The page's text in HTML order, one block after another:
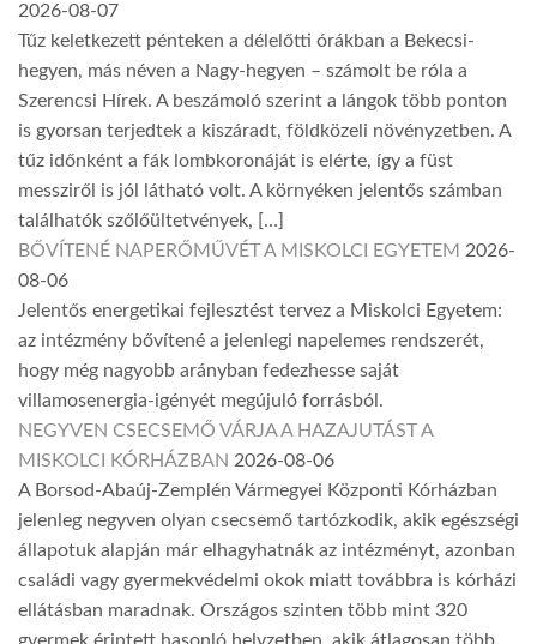
2026-08-07
Tűz keletkezett pénteken a délelőtti órákban a Bekecsi-
hegyen, más néven a Nagy-hegyen – számolt be róla a
Szerencsi Hírek. A beszámoló szerint a lángok több ponton
is gyorsan terjedtek a kiszáradt, földközeli növényzetben. A
tűz időnként a fák lombkoronáját is elérte, így a füst
messziről is jól látható volt. A környéken jelentős számban
találhatók szőlőültetvények, […]
BŐVÍTENÉ NAPERŐMŰVÉT A MISKOLCI EGYETEM 2026-
08-06
Jelentős energetikai fejlesztést tervez a Miskolci Egyetem:
az intézmény bővítené a jelenlegi napelemes rendszerét,
hogy még nagyobb arányban fedezhesse saját
villamosenergia-igényét megújuló forrásból.
NEGYVEN CSECSEMŐ VÁRJA A HAZAJUTÁST A
MISKOLCI KÓRHÁZBAN 2026-08-06
A Borsod-Abaúj-Zemplén Vármegyei Központi Kórházban
jelenleg negyven olyan csecsemő tartózkodik, akik egészségi
állapotuk alapján már elhagyhatnák az intézményt, azonban
családi vagy gyermekvédelmi okok miatt továbbra is kórházi
ellátásban maradnak. Országos szinten több mint 320